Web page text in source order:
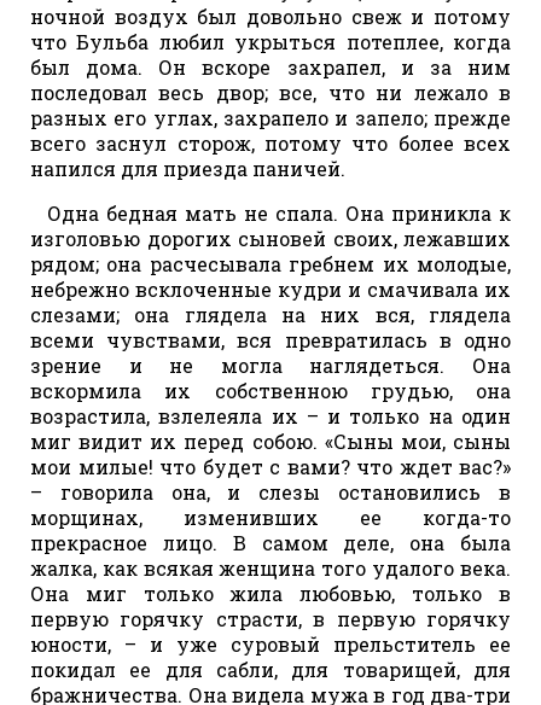
ночной воздух был довольно свеж и потому
что Бульба любил укрыться потеплее, когда
был дома. Он вскоре захрапел, и за ним
последовал весь двор; все, что ни лежало в
разных его углах, захрапело и запело; прежде
всего заснул сторож, потому что более всех
напился для приезда паничей.
Одна бедная мать не спала. Она приникла к
изголовью дорогих сыновей своих, лежавших
рядом; она расчесывала гребнем их молодые,
небрежно всклоченные кудри и смачивала их
слезами; она глядела на них вся, глядела
всеми чувствами, вся превратилась в одно
зрение и не могла наглядеться. Она
вскормила их собственною грудью, она
возрастила, взлелеяла их – и только на один
миг видит их перед собою. «Сыны мои, сыны
мои милые! что будет с вами? что ждет вас?»
– говорила она, и слезы остановились в
морщинах, изменивших ее когда-то
прекрасное лицо. В самом деле, она была
жалка, как всякая женщина того удалого века.
Она миг только жила любовью, только в
первую горячку страсти, в первую горячку
юности, – и уже суровый прельститель ее
покидал ее для сабли, для товарищей, для
бражничества. Она видела мужа в год два-три